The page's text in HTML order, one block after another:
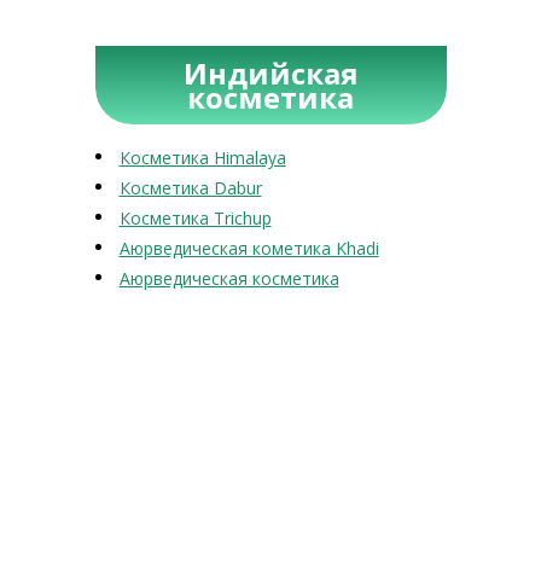
Индийская
косметика
Косметика Himalaya
Косметика Dabur
Косметика Trichup
Аюрведическая кометика Khadi
Аюрведическая косметика